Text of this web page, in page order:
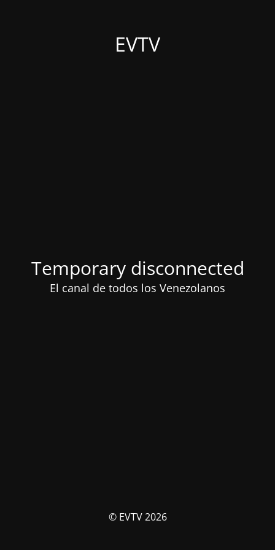
EVTV
Temporary disconnected
El canal de todos los Venezolanos
© EVTV 2026